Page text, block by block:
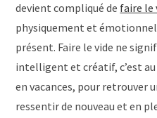
devient compliqué de faire le
physiquement et
présent. Faire le vide ne
intelligent et créatif, c’est
en vacances, pour retrouver
ressentir de nouveau et en